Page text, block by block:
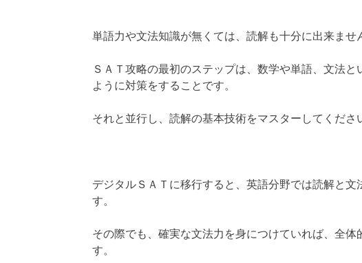
単語力や文法知識が無くては、読解も十分に出来ませ
ＳＡＴ攻略の最初のステップは、数学や単語、文法と
ように対策をすることです。
それと並行し、読解の基本技術をマスターしてくださ
デジタルＳＡＴに移行すると、英語分野では読解と文
す。
その際でも、確実な文法力を身につけていれば、全体
す。